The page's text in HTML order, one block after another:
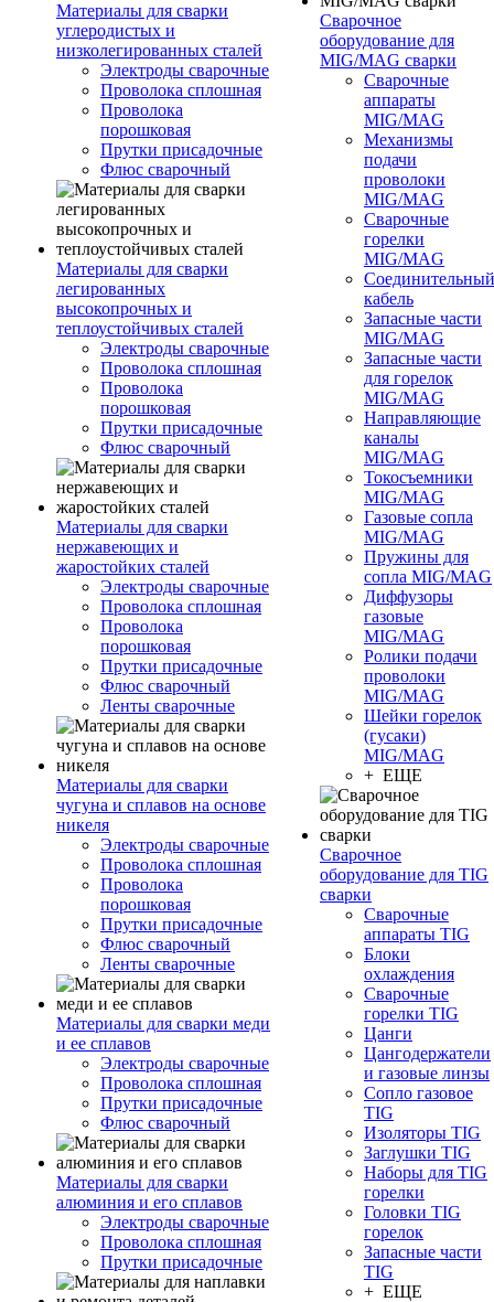
Материалы для сварки
углеродистых и
низколегированных сталей
Электроды сварочные
Проволока сплошная
Проволока
порошковая
Прутки присадочные
Флюс сварочный
Материалы для сварки
легированных
высокопрочных и
теплоустойчивых сталей
Электроды сварочные
Проволока сплошная
Проволока
порошковая
Прутки присадочные
Флюс сварочный
Материалы для сварки
нержавеющих и
жаростойких сталей
Электроды сварочные
Проволока сплошная
Проволока
порошковая
Прутки присадочные
Флюс сварочный
Ленты сварочные
Материалы для сварки
чугуна и сплавов на основе
никеля
Электроды сварочные
Проволока сплошная
Проволока
порошковая
Прутки присадочные
Флюс сварочный
Ленты сварочные
Материалы для сварки меди
и ее сплавов
Электроды сварочные
Проволока сплошная
Прутки присадочные
Флюс сварочный
Материалы для сварки
алюминия и его сплавов
Электроды сварочные
Проволока сплошная
Прутки присадочные
Сварочное
оборудование для
MIG/MAG сварки
Сварочные
аппараты
MIG/MAG
Механизмы
подачи
проволоки
MIG/MAG
Сварочные
горелки
MIG/MAG
Соединительный
кабель
Запасные части
MIG/MAG
Запасные части
для горелок
MIG/MAG
Направляющие
каналы
MIG/MAG
Токосъемники
MIG/MAG
Газовые сопла
MIG/MAG
Пружины для
сопла MIG/MAG
Диффузоры
газовые
MIG/MAG
Ролики подачи
проволоки
MIG/MAG
Шейки горелок
(гусаки)
MIG/MAG
+ ЕЩЕ
Сварочное
оборудование для TIG
сварки
Сварочные
аппараты TIG
Блоки
охлаждения
Сварочные
горелки TIG
Цанги
Цангодержатели
и газовые линзы
Сопло газовое
TIG
Изоляторы TIG
Заглушки TIG
Наборы для TIG
горелки
Головки TIG
горелок
Запасные части
TIG
+ ЕЩЕ